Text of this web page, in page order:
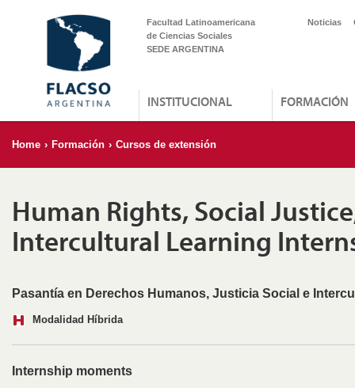
Facultad Latinoamericana
de Ciencias Sociales
SEDE ARGENTINA
Noticias
INSTITUCIONAL FORMACIÓN
Home › Formación › Cursos de extensión
Human Rights, Social
Intercultural Learning
Pasantía en Derechos Humanos, Justicia Social e
Modalidad Híbrida
Internship moments